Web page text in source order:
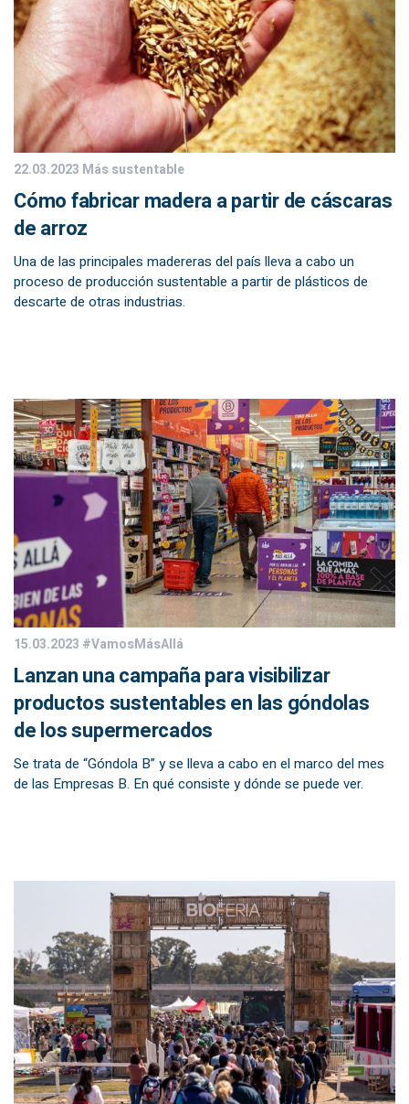
22.03.2023 Más sustentable
Cómo fabricar madera a partir de cáscaras
de arroz
Una de las principales madereras del país lleva a cabo un
proceso de producción sustentable a partir de plásticos de
descarte de otras industrias.
15.03.2023 #VamosMásAllá
Lanzan una campaña para visibilizar
productos sustentables en las góndolas
de los supermercados
Se trata de “Góndola B” y se lleva a cabo en el marco del mes
de las Empresas B. En qué consiste y dónde se puede ver.